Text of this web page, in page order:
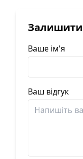
Залишити
Ваше ім'я
Ваш відгук